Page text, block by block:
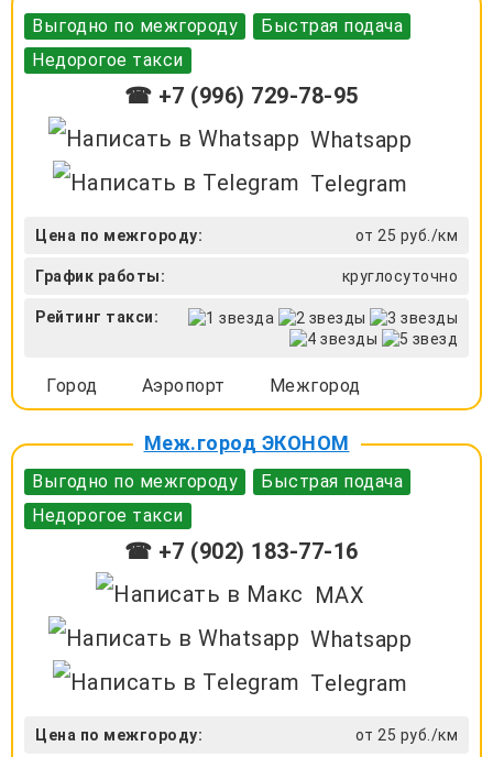
Выгодно по межгороду
Быстрая подача
Недорогое такси
☎ +7 (996) 729-78-95
Whatsapp
Telegram
Цена по межгороду: от 25 руб./км
График работы: круглосуточно
Рейтинг такси:
Город Аэропорт Межгород
Меж.город ЭКОНОМ
Выгодно по межгороду
Быстрая подача
Недорогое такси
☎ +7 (902) 183-77-16
MAX
Whatsapp
Telegram
Цена по межгороду: от 25 руб./км